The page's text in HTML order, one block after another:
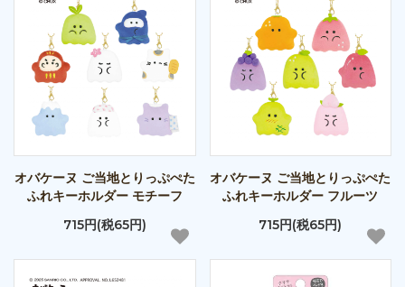
オバケーヌ ご当地とりっぷぺた
ふれキーホルダー モチーフ
715円(税65円)
オバケーヌ ご当地とりっぷぺた
ふれキーホルダー フルーツ
715円(税65円)